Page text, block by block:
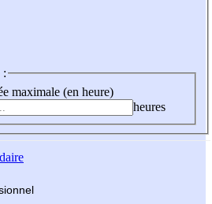
:
maximale (en heure)
heures